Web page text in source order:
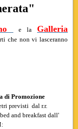
e la Galleria
che non vi lasceranno
di Promozione
previsti dal r.r.
and breakfast dall'